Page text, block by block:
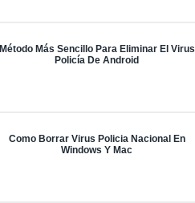
Método Más Sencillo Para Eliminar El Virus
Policía De Android
Como Borrar Virus Policia Nacional En
Windows Y Mac